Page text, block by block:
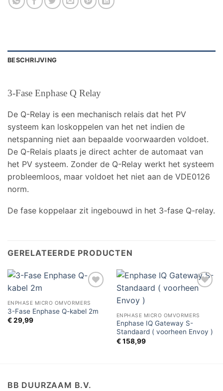
BESCHRIJVING
3-Fase Enphase Q Relay
De Q-Relay is een mechanisch relais dat het PV
systeem kan loskoppelen van het net indien de
netspanning niet aan bepaalde voorwaarden voldoet.
De Q-Relais plaats je direct achter de automaat van
het PV systeem. Zonder de Q-Relay werkt het systeem
probleemloos, maar voldoet het niet aan de VDE0126
norm.
De fase koppelaar zit ingebouwd in het 3-fase Q-relay.
GERELATEERDE PRODUCTEN
aan
verlanglijst
ENPHASE MICRO OMVORMERS
3-Fase Enphase Q-kabel 2m
€29,99
ENPHASE MICRO OMVORMERS
Enphase IQ Gateway S-
Standaard ( voorheen Envoy )
€158,99
BB DUURZAAM B.V.